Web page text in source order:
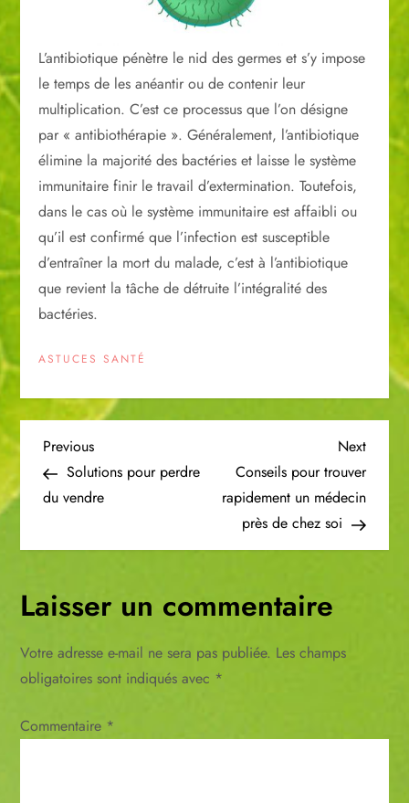
L’antibiotique pénètre le nid des germes et s’y impose
le temps de les anéantir ou de contenir leur
multiplication. C’est ce processus que l’on désigne
par « antibiothérapie ». Généralement, l’antibiotique
élimine la majorité des bactéries et laisse le système
immunitaire finir le travail d’extermination. Toutefois,
dans le cas où le système immunitaire est affaibli ou
qu’il est confirmé que l’infection est susceptible
d’entraîner la mort du malade, c’est à l’antibiotique
que revient la tâche de détruite l’intégralité des
bactéries.
ASTUCES SANTÉ
N
a
v
g
a
t
Previous
Post
Previous
Solutions pour perdre
du vendre
Next
Post
Next
Conseils pour trouver
rapidement un médecin
près de chez soi
Laisser un commentaire
Votre adresse e-mail ne sera pas publiée. Les champs
obligatoires sont indiqués avec *
Commentaire *